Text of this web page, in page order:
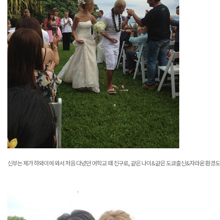
신부는 제가 하와이에 와서 처음 다녔던 어학교 때 친구로,같은 나이&같은 도쿄출신&자라온 환경